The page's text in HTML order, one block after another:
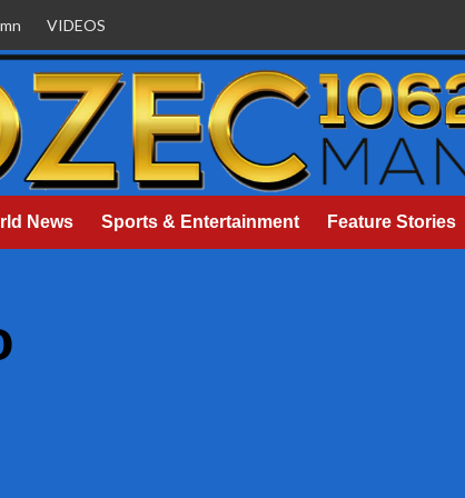
VIDEOS
News Sports & Entertainment Feature Stories